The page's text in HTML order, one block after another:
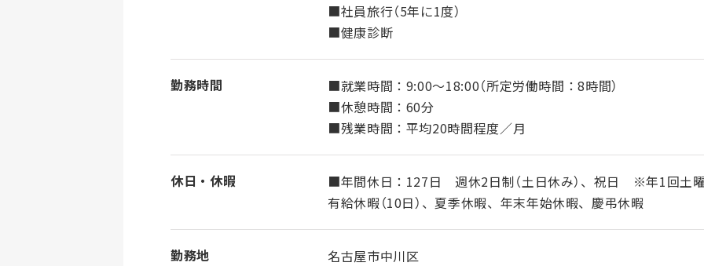
■社員旅行（5年に1度）
■健康診断
勤務時間
■就業時間：9:00～18:00（所定労働時間：8時間）
■休憩時間：60分
■残業時間：平均20時間程度／月
休日・休暇
■年間休日：127日 週休2日制（土日休み）、祝日 ※年1回土
有給休暇（10日）、夏季休暇、年末年始休暇、慶弔休暇
勤務地 名古屋市中川区